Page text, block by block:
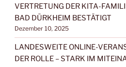
VERTRETUNG DER KITA-
BAD DÜRKHEIM BESTÄTIGT
Dezember 10, 2025
LANDESWEITE ONLINE-
DER ROLLE – STARK IM